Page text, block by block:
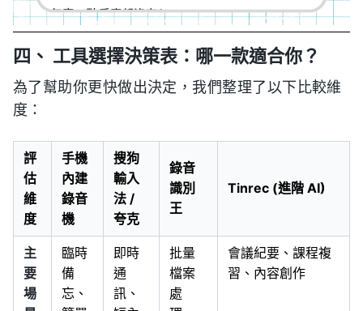
四、 工具選擇決策表：哪一款適合你？
為了幫助你更快做出決定，我們整理了以下比較維
度：
評
估
維
度
手機
內建
錄音
機
搜狗
輸入
法 /
夸克
錄音
識別
王
Tinrec (進階 AI)
主
要
場
臨時
備
忘、
即時
通
訊、
批量
檔案
處
會議紀要、課程複
習、內容創作